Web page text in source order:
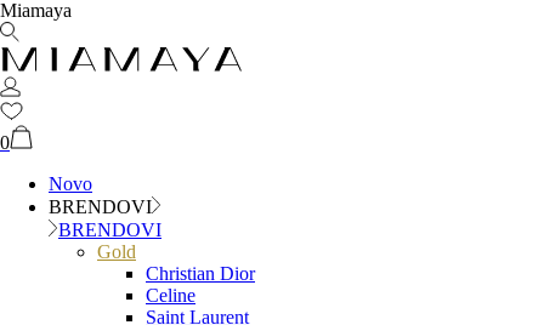
Miamaya
0
Novo
BRENDOVI
BRENDOVI
Gold
Christian Dior
Celine
Saint Laurent